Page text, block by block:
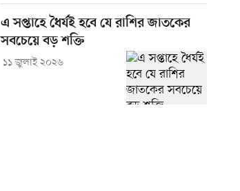
এ সপ্তাহে ধৈর্যই হবে যে রাশির জাতকের
সবচেয়ে বড় শক্তি
১১ জুলাই ২০২৬